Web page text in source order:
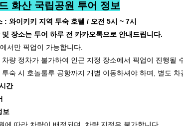
화산 국립공원 투어 정보
: 와이키키 지역 투숙 호텔 / 오전 5시 ~ 7시
장소는 투어 하루 전 카카오톡으로 안내드립니다.
서만 픽업이 가능합니다.
량 정차가 불가하여 인근 지정 장소에서 픽업이 진행될
숙 시 호놀룰루 공항까지 개별 이동하셔야 하며, 별도 차
간
보